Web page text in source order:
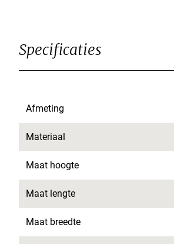
Specificaties
Afmeting
Materiaal
Maat hoogte
Maat lengte
Maat breedte